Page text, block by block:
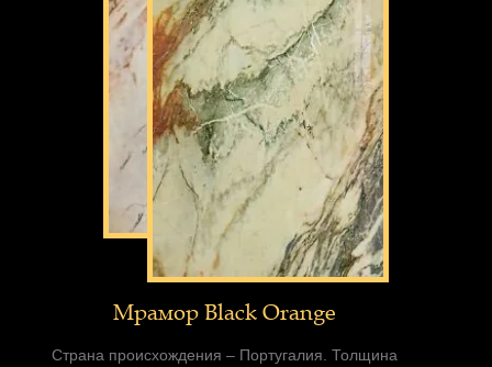
Мрамор Black Orange
Страна происхождения – Португалия. Толщина